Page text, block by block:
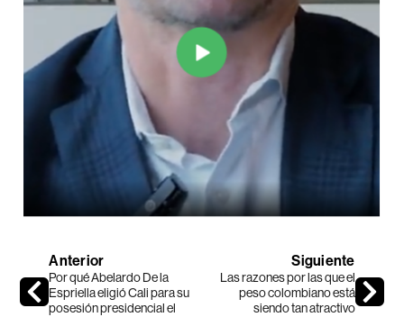
Anterior
Por qué Abelardo De la
Espriella eligió Cali para su
posesión presidencial el
Siguiente
Las razones por las que el
peso colombiano está
siendo tan atractivo